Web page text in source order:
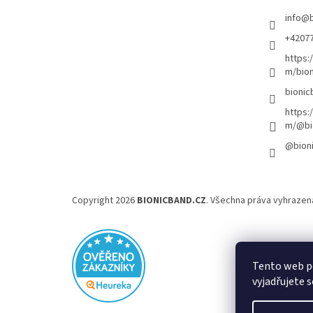
Tento web
vyjadřujete
info@
m/
m/
Copyright 2026 BIONICBAND.CZ. Všechna práva